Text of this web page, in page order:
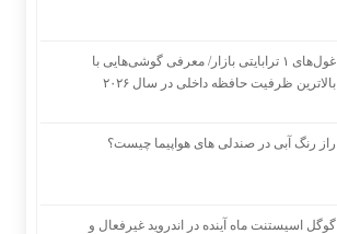
غول‌های ۱ ترابایتی بازار/ معرفی گوشی‌هایی با
بالاترین ظرفیت حافظه داخلی در سال ۲۰۲۶
راز رنگ آبی در صندلی های هواپیما چیست؟
گوگل اسیستنت ماه آینده در اندروید غیرفعال و